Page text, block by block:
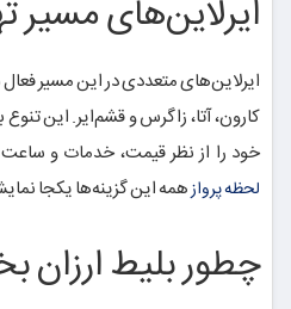
ایرلاین‌های مسیر
ایرلاین‌های متعددی در این مسیر فعال
کارون، آتا، زاگرس و قشم‌ایر. این
خود را از نظر قیمت، خدمات و
لحظه پروازهمه این گزینه‌ها یکجا
چطور بلیط ارزان